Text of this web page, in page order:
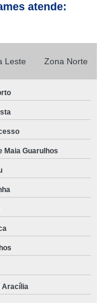
atende:
Leste Zona Norte
Maia Guarulhos
Aracília